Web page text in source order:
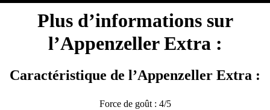
Plus d’informations sur
l’Appenzeller Extra :
Caractéristique de l’Appenzeller Extra :
Force de goût : 4/5